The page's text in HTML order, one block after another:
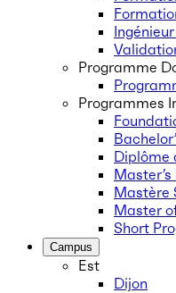
Programme
Programmes
Diplôme
Mastère
Master
Short
Campus
Est
Dijon